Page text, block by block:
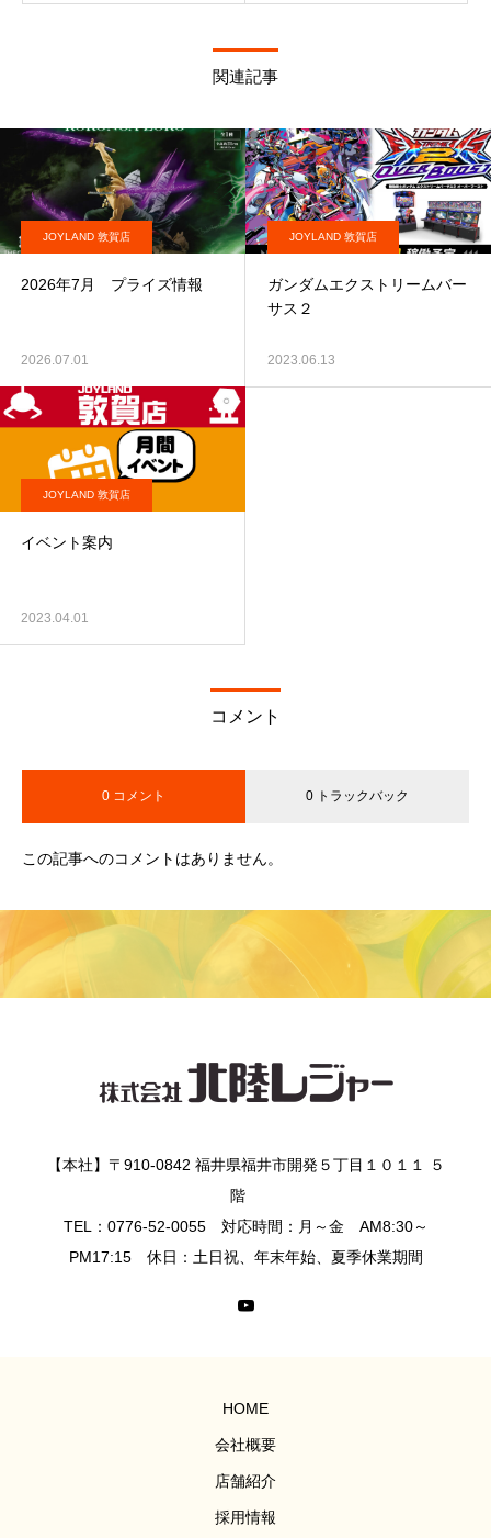
関連記事
JOYLAND 敦賀店
2026年7月 プライズ情報
2026.07.01
JOYLAND 敦賀店
ガンダムエクストリームバー
サス２
2023.06.13
JOYLAND 敦賀店
イベント案内
2023.04.01
コメント
0 コメント 0 トラックバック
この記事へのコメントはありません。
【本社】〒910-0842 福井県福井市開発５丁目１０１１ ５
階
TEL：0776-52-0055 対応時間：月～金 AM8:30～
PM17:15 休日：土日祝、年末年始、夏季休業期間
HOME
会社概要
店舗紹介
採用情報